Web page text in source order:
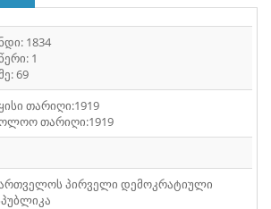
1834
1
69
თარიღი:1919
თარიღი:1919
პირველი დემოკრატიული